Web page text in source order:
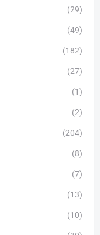
(29)
(49)
(182)
(27)
(1)
(2)
(204)
(8)
(7)
(13)
(10)